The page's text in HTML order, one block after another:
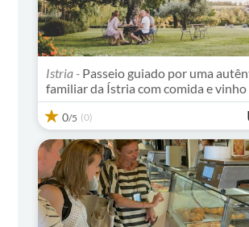
Istria - Passeio guiado por uma
familiar da Ístria com comida e vinho
0/5 (0)